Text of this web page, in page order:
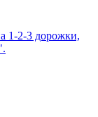
1-2-3 дорожки,